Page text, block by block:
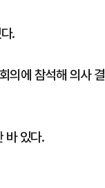
.
의에 참석해 의사 결
바 있다.